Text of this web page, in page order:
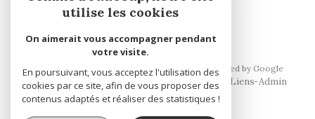
réalisé par
© 2026 | Tous droits réservés | Traduction powered by Google
Plan du site Mentions légales Nos honoraires Liens Admin
utilise les cookies
On aimerait vous accompagner pendant
votre visite.
En poursuivant, vous acceptez l'utilisation des
cookies par ce site, afin de vous proposer des
contenus adaptés et réaliser des statistiques !